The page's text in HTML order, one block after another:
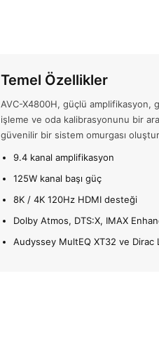
Temel Özellikler
AVC-X4800H, güçlü amplifikasyon,
işleme ve oda kalibrasyonunu bir
güvenilir bir sistem omurgası
9.4 kanal amplifikasyon
125W kanal başı güç
8K / 4K 120Hz HDMI desteği
Dolby Atmos, DTS:X, IMAX
Audyssey MultEQ XT32 ve Dirac